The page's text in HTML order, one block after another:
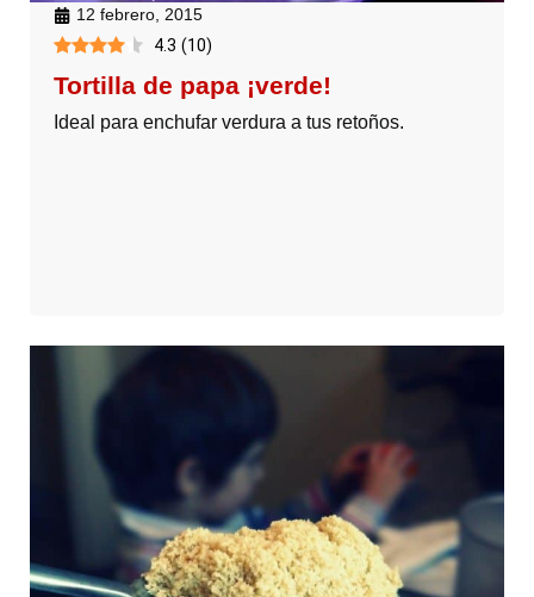
12 febrero, 2015
4.3 (10)
Tortilla de papa ¡verde!
Ideal para enchufar verdura a tus retoños.